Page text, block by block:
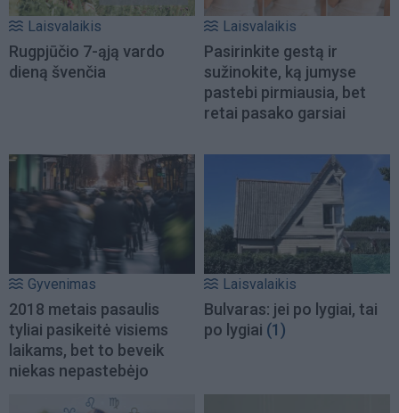
Laisvalaikis
Rugpjūčio 7-ąją vardo
dieną švenčia
Laisvalaikis
Pasirinkite gestą ir
sužinokite, ką jumyse
pastebi pirmiausia, bet
retai pasako garsiai
Gyvenimas
2018 metais pasaulis
tyliai pasikeitė visiems
laikams, bet to beveik
niekas nepastebėjo
Laisvalaikis
Bulvaras: jei po lygiai, tai
po lygiai (1)